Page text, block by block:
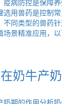
疫病防控是保障
选用兽药是控制
不同类型的兽药
场景精准应用，
奶牛产